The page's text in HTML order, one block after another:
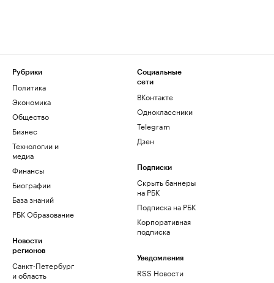
Рубрики
Политика
Экономика
Общество
Бизнес
Технологии и
медиа
Финансы
Биографии
База знаний
РБК Образование
Новости
регионов
Санкт-Петербург
и область
Социальные
сети
ВКонтакте
Одноклассники
Telegram
Дзен
Подписки
Скрыть баннеры
на РБК
Подписка на РБК
Корпоративная
подписка
Уведомления
RSS Новости